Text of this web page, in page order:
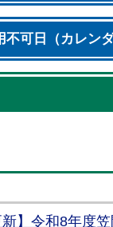
可日（カレンダ
新】令和8年度